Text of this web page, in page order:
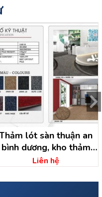
lót sàn thuận an
bình dương, kho thảm
bình dương
Liên hệ